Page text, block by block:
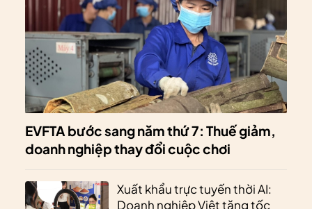
EVFTA bước sang năm thứ 7: Thuế giảm,
doanh nghiệp thay đổi cuộc chơi
Xuất khẩu trực tuyến thời AI:
Doanh nghiệp Việt tăng tốc